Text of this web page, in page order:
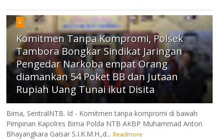
2
Komitmen Tanpa Kompromi, Polsek
Tambora Bongkar Sindikat Jaringan
Pengedar Narkoba empat Orang
diamankan 54 Poket BB dan Jutaan
Rupiah Uang Tunai ikut Disita
Bima, SentralNTB. Id - Komitmen tanpa kompromi di bawah
Pimpinan Kapolres Bima Polda NTB AKBP Muhammad Anton
Bhayangkara Gaisar S.I.K.M.H.,d... Readmore